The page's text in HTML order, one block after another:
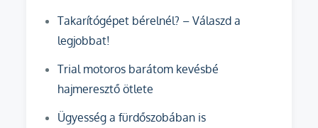
Takarítógépet bérelnél? – Válaszd a
legjobbat!
Trial motoros barátom kevésbé
hajmeresztő ötlete
Ügyesség a fürdőszobában is